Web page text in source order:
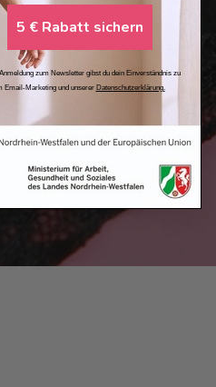
5 € Rabatt sichern
zum Newsletter gibst du dein Einverständnis zu
Email-Marketing und unserer Datenschutzerklärung.